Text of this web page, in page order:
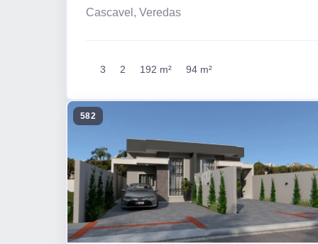
Cascavel, Veredas
3 2 192 m² 94 m²
582